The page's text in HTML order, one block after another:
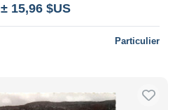
± 15,96 $US
Particulier